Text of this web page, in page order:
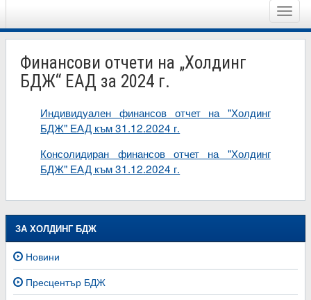
Toggle
Финансови отчети на „Холдинг
БДЖ“ ЕАД за 2024 г.
Индивидуален финансов отчет на "Холдинг
БДЖ" ЕАД към 31.12.2024 г.
Консолидиран финансов отчет на "Холдинг
БДЖ" ЕАД към 31.12.2024 г.
ЗА ХОЛДИНГ БДЖ
Новини
Пресцентър БДЖ